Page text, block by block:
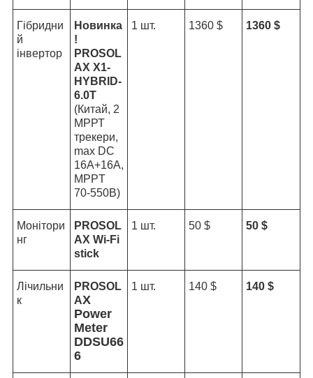
Гібридни
й
інвертор
Новинка
!
PROSOL
AX X1-
HYBRID-
6.0T
(Китай, 2
МРРТ
трекери,
max DC
16A+16A,
MPPT
70-550B)
1 шт. 1360 $ 1360 $
Монітори
нг
PROSOL
AX Wi-Fi
stick
1 шт. 50 $ 50 $
Лічильни
к
PROSOL
AX
Power
Meter
DDSU66
6
1 шт. 140 $ 140 $